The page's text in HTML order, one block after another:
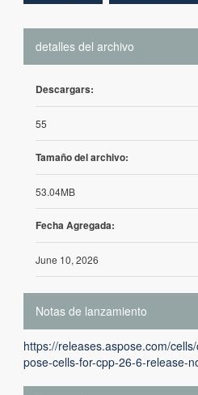
detalles del archivo
Descargars:
55
Tamaño del archivo:
53.04MB
Fecha Agregada:
June 10, 2026
Notas de lanzamiento
https://releases.aspose.com/
pose-cells-for-cpp-26-6-release-